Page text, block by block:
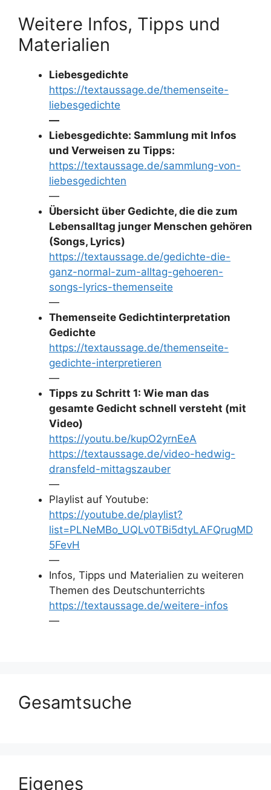
Weitere Infos, Tipps und
Materialien
Liebesgedichte
https://textaussage.de/themenseite-
liebesgedichte
—
Liebesgedichte: Sammlung mit Infos
und Verweisen zu Tipps:
https://textaussage.de/sammlung-von-
liebesgedichten
—
Übersicht über Gedichte, die die zum
Lebensalltag junger Menschen gehören
(Songs, Lyrics)
https://textaussage.de/gedichte-die-
ganz-normal-zum-alltag-gehoeren-
songs-lyrics-themenseite
—
Themenseite Gedichtinterpretation
Gedichte
https://textaussage.de/themenseite-
gedichte-interpretieren
—
Tipps zu Schritt 1: Wie man das
gesamte Gedicht schnell versteht (mit
Video)
https://youtu.be/kupO2yrnEeA
https://textaussage.de/video-hedwig-
dransfeld-mittagszauber
—
Playlist auf Youtube:
https://youtube.de/playlist?
list=PLNeMBo_UQLv0TBi5dtyLAFQrugMD
5FevH
—
Infos, Tipps und Materialien zu weiteren
Themen des Deutschunterrichts
https://textaussage.de/weitere-infos
—
Gesamtsuche
Eigenes